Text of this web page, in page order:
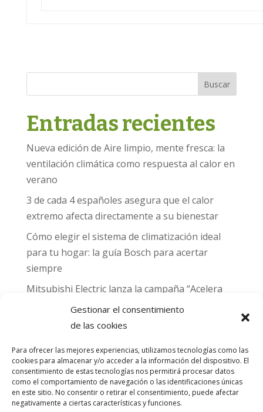
Gestionar el consentimiento
de las cookies
Para ofrecer las mejores experiencias, utilizamos tecnologías como las
cookies para almacenar y/o acceder a la información del dispositivo. El
consentimiento de estas tecnologías nos permitirá procesar datos
como el comportamiento de navegación o las identificaciones únicas
en este sitio. No consentir o retirar el consentimiento, puede afectar
negativamente a ciertas características y funciones.
Buscar
Entradas recientes
Nueva edición de Aire limpio, mente fresca: la
ventilación climática como respuesta al calor en
verano
3 de cada 4 españoles asegura que el calor
extremo afecta directamente a su bienestar
Cómo elegir el sistema de climatización ideal
para tu hogar: la guía Bosch para acertar
siempre
Mitsubishi Electric lanza la campaña “Acelera
hacia MADRID 2026” y premia con entradas
para el Gran Premio de Fórmula 1 de Madrid
sello CO₂ Nulo: confort real, salud y
descarbonización en una sola vivienda